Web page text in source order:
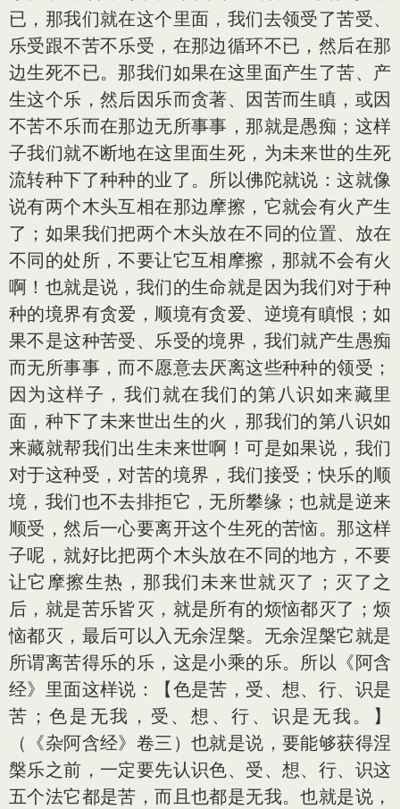
已，那我们就在这个里面，我们去领受了苦受、
乐受跟不苦不乐受，在那边循环不已，然后在那
边生死不已。那我们如果在这里面产生了苦、产
生这个乐，然后因乐而贪著、因苦而生瞋，或因
不苦不乐而在那边无所事事，那就是愚痴；这样
子我们就不断地在这里面生死，为未来世的生死
流转种下了种种的业了。所以佛陀就说：这就像
说有两个木头互相在那边摩擦，它就会有火产生
了；如果我们把两个木头放在不同的位置、放在
不同的处所，不要让它互相摩擦，那就不会有火
啊！也就是说，我们的生命就是因为我们对于种
种的境界有贪爱，顺境有贪爱、逆境有瞋恨；如
果不是这种苦受、乐受的境界，我们就产生愚痴
而无所事事，而不愿意去厌离这些种种的领受；
因为这样子，我们就在我们的第八识如来藏里
面，种下了未来世出生的火，那我们的第八识如
来藏就帮我们出生未来世啊！可是如果说，我们
对于这种受，对苦的境界，我们接受；快乐的顺
境，我们也不去排拒它，无所攀缘；也就是逆来
顺受，然后一心要离开这个生死的苦恼。那这样
子呢，就好比把两个木头放在不同的地方，不要
让它摩擦生热，那我们未来世就灭了；灭了之
后，就是苦乐皆灭，就是所有的烦恼都灭了；烦
恼都灭，最后可以入无余涅槃。无余涅槃它就是
所谓离苦得乐的乐，这是小乘的乐。所以《阿含
经》里面这样说：【色是苦，受、想、行、识是
苦；色是无我，受、想、行、识是无我。】
（《杂阿含经》卷三）也就是说，要能够获得涅
槃乐之前，一定要先认识色、受、想、行、识这
五个法它都是苦，而且也都是无我。也就是说，